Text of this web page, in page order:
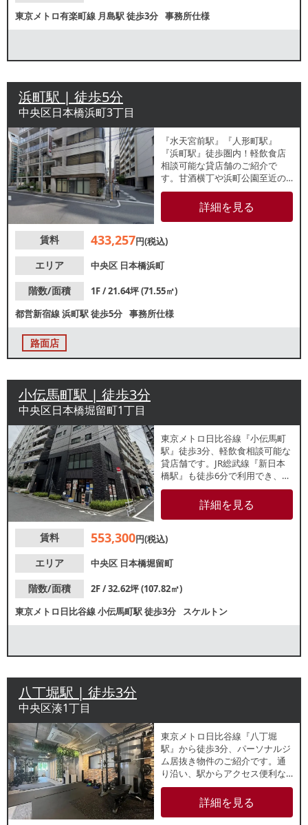
東京メトロ有楽町線 月島駅徒歩3分 事務所仕様
浜町駅 | 徒歩5分
中央区日本橋浜町3丁目
『水天宮前駅』『人形町駅』
『浜町駅』徒歩圏内！軽飲食店
相談可能な貸店舗のご紹介で
す。甘酒横丁や浜町公園至近の
立地。周辺はオフィスビルが多
く、ビジネスパーソンの休憩需
要が期待できます。視認性良好
等、お気軽にお問合せくださ
詳細を見る
賃料 433,257円(税込)
エリア
中央区 日本橋浜町
階数/面積
1F / 21.64坪 (71.55㎡)
都営新宿線浜町駅徒歩5分 事務所仕様
路面店
小伝馬町駅 | 徒歩3分
中央区日本橋堀留町1丁目
東京メトロ日比谷線『小伝馬町
駅』徒歩3分、軽飲食相談可能な
貸店舗です。JR総武線『新日本
橋駅』も徒歩6分で利用でき、約
32.61坪のゆとりある空間が魅
力。物販店舗や美容サロンなど
幅広い用途をご検討いただける
談可能です。
詳細を見る
賃料 553,300円(税込)
エリア
中央区 日本橋堀留町
階数/面積
2F / 32.62坪 (107.82㎡)
東京メトロ日比谷線小伝馬町駅徒歩3分 スケルトン
八丁堀駅 | 徒歩3分
中央区湊1丁目
東京メトロ日比谷線『八丁堀
駅』から徒歩3分、パーソナルジ
ム居抜き物件のご紹介です。通
り沿い、駅からアクセス便利な3
階テナントです。スタイリッシ
ュでお洒落な店内！ビジネス立
地でビジネスパーソンの集客が
詳細を見る